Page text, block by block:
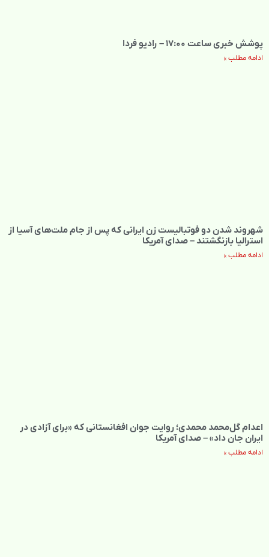
پوشش خبری ساعت ۱۷:۰۰ – رادیو فردا
ادامه مطلب »
شهروند شدن دو فوتبالیست زن ایرانی که پس از جام ملت‌های آسیا از
استرالیا بازنگشتند – صدای آمریکا
ادامه مطلب »
اعدام گل‌محمد محمدی؛ روایت جوان افغانستانی که «برای آزادی در
ایران جان داد» – صدای آمریکا
ادامه مطلب »